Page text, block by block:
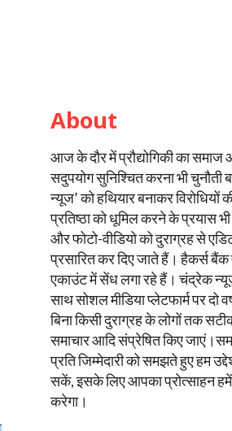
About
आज के दौर में प्रौद्योगिकी का समाज
सदुपयोग सुनिश्चित करना भी चुनौती
न्यूज’ को हथियार बनाकर विरोधियों
प्रतिष्ठा को धूमिल करने के प्रयास
और फोटो-वीडियो को दुराग्रह से
प्रसारित कर दिए जाते हैं। हैकर्स
एकाउंट में सेंध लगा रहे हैं। चंद्रेक
साथ सोशल मीडिया प्लेटफार्म पर दो
बिना किसी दुराग्रह के लोगों तक
समाचार आदि संप्रेषित किए
प्रति जिम्मेदारी को समझते हुए हम
सकें, इसके लिए आपका प्रोत्साहन
करेगा।